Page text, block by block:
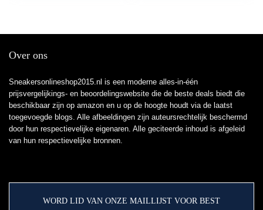
Over ons
Sneakersonlineshop2015.nl is een moderne alles-in-één
prijsvergelijkings- en beoordelingswebsite die de beste deals biedt die
beschikbaar zijn op amazon en u op de hoogte houdt via de laatst
toegevoegde blogs. Alle afbeeldingen zijn auteursrechtelijk beschermd
door hun respectievelijke eigenaren. Alle geciteerde inhoud is afgeleid
van hun respectievelijke bronnen.
WORD LID VAN ONZE MAILLIJST VOOR BEST